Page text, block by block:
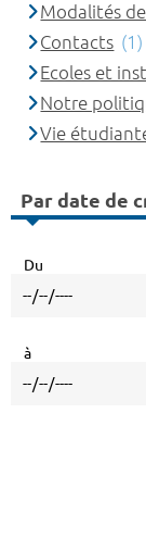
Modalités
Contacts (1)
Ecoles et
Notre
Vie
Par date de
Du
à